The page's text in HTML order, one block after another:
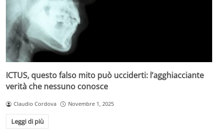
ICTUS, questo falso mito può ucciderti: l’agghiacciante
verità che nessuno conosce
Claudio Cordova Novembre 1, 2025
Leggi di più